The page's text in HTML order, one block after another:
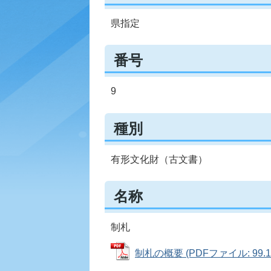
県指定
番号
9
種別
有形文化財（古文書）
名称
制札
制札の概要 (PDFファイル: